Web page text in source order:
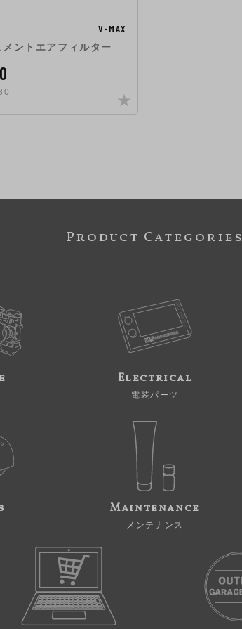
V-MAX
メントエアフィルター
Product Categories
Electrical
電装パーツ
Maintenance
メンテナンス